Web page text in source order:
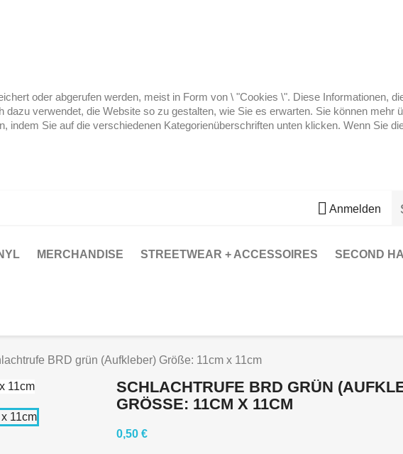
oder abgerufen werden, meist in Form von \ "Cookies \". Diese Informationen,
verwendet, die Website so zu gestalten, wie Sie es erwarten. Sie können mehr
Sie auf die verschiedenen Kategorienüberschriften unten klicken. Wenn Sie
 Anmelden
MERCHANDISE STREETWEAR + ACCESSOIRES SECOND
BRD grün (Aufkleber) Größe: 11cm x 11cm
SCHLACHTRUFE BRD GRÜN
GRÖSSE: 11CM X 11CM
0,50 €